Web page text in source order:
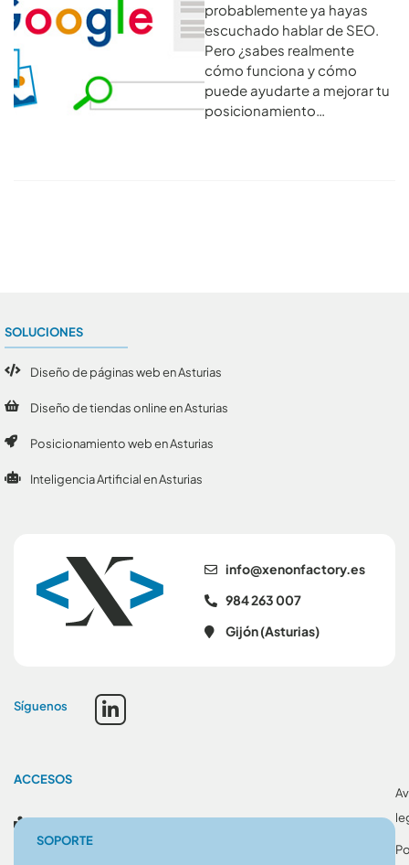
probablemente ya hayas
escuchado hablar de SEO.
Pero ¿sabes realmente
cómo funciona y cómo
puede ayudarte a mejorar tu
posicionamiento…
se.yrotcafnonex@ofni
984 263 007
Gijón (Asturias)
Síguenos
SOLUCIONES
Diseño de páginas web en Asturias
Diseño de tiendas online en Asturias
Posicionamiento web en Asturias
Inteligencia Artificial en Asturias
ACCESOS
SOPORTE